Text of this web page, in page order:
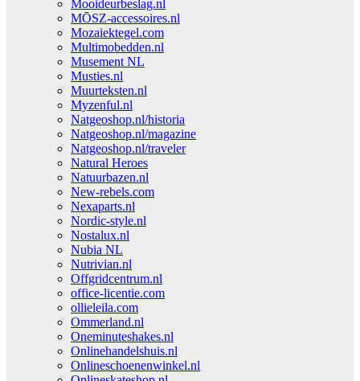
Mooideurbeslag.nl
MŌSZ-accessoires.nl
Mozaiektegel.com
Multimobedden.nl
Musement NL
Musties.nl
Muurteksten.nl
Myzenful.nl
Natgeoshop.nl/historia
Natgeoshop.nl/magazine
Natgeoshop.nl/traveler
Natural Heroes
Natuurbazen.nl
New-rebels.com
Nexaparts.nl
Nordic-style.nl
Nostalux.nl
Nubia NL
Nutrivian.nl
Offgridcentrum.nl
office-licentie.com
ollieleila.com
Ommerland.nl
Oneminuteshakes.nl
Onlinehandelshuis.nl
Onlineschoenenwinkel.nl